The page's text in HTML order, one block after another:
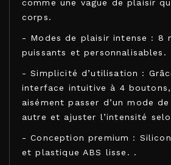
comme une vague de plaisir
corps.
- Modes de plaisir intense : 8
puissants et personnalisables.
- Simplicité d’utilisation :
interface intuitive à 4
aisément passer d’un mode
autre et ajuster l’intensité
- Conception premium :
et plastique ABS lisse. .